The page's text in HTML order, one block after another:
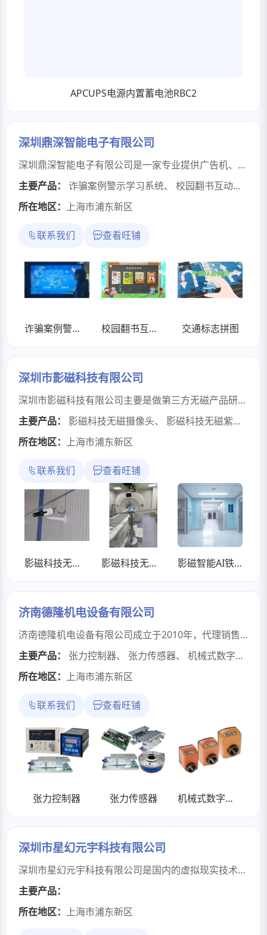
APCUPS电源内置蓄电池RBC2
深圳鼎深智能电子有限公司
深圳鼎深智能电子有限公司是一家专业提供广告机、触摸屏一体机、自助终端机、拼接屏、滑轨屏、多屏互动、多媒体中控、禁毒展厅、垃圾分类展厅等行业软件解决方案的企业。
主要产品：
诈骗案例警示学习系统、 校园翻书互动系统
所在地区： 上海市浦东新区
联系我们 查看旺铺
诈骗案例警示学习系统 校园翻书互动系统 交通标志拼图
深圳市影磁科技有限公司
深圳市影磁科技有限公司主要是做第三方无磁产品研发，以及制氧机、呼吸机、及智能软硬件定制技术方案型公司，同时为 医疗影像科室提供第三方配套产品，公司集软硬 件研发、生产、销售于一体综合性解决方案技术 型公司。公司坚持以客户需求为导向的发展理 念，以技术创新的意识，与客户长期合作，共同 发展。不断推出符合客户发展需要的新产品和解 决方案。为满足影像科室的第三方配套产品实际 使用需要，公司先后推出铁磁探测系统、磁共振消毒车、无磁监控系统、无磁治疗车、无磁急救车、无磁输液架、无磁灭火器、无磁轮椅、无磁床、无磁耳罩、无磁线圈柜等;医用显示器包括 2M、 3M、 4M、 5M、 6M、 8M、医用会诊大屏 86\98\110寸等；智能阅片中心、阅片桌等产品，实用的医疗配套产品和服务，广泛应用 于各级医疗机构。
主要产品：
影磁科技无磁摄像头、 影磁科技无磁紫外线消毒车
所在地区： 上海市浦东新区
联系我们 查看旺铺
影磁科技无磁摄像头 影磁科技无磁紫外线消毒车 影磁智能AI铁磁探测系统
济南德隆机电设备有限公司
济南德隆机电设备有限公司成立于2010年，代理销售德国SIKO（希控）编码器，增量式及绝对值式磁性位移传感器，磁栅尺，数字位置显示器，定位驱动器。台湾企宏（ch-sys）张力控制器，张力传感器。德国Halstrup-Walcher(哈斯瓦榭）公司差压变送器。产品及型号如下：德国SIKO公司主要产品：一．位置显示器：DA02，DA04，DA05/1，DA08，DA09S，DA10，DA10R/1，KP04，KP09，DE04，DE10，DE10P，AP05，AP10，AP10S，AP10T，AP20，AP20S，S50/1，S70/1，S80/1，SZ80/1，DK01，DK02，DK05二．编码器及拉线编码器：SG5,SG10,SG20,SG21,SG30,SG31,SG32,SG42,SG61,SG62,SG121,SG150,SGP/1,GP02,GP03/1,GP04/1,GP09,GP43,GP44,AH25S，AH3650M，AV58M，AV3650M，WH58MR，WH3600M，WH3600MR，WH5800M，WH5850，WV42HD，WV58MR，WV3600M，WV3600MO，WV3600MOR，WV3600MR，WV3650M，WV5800M，WV5850，IK360，IKM360R，IMS360三．磁栅测量系统：LE100/1，LEC100，LEC160，LEC200，MSK200/1，MSK500AS，MSK1000，MSK2000，MSK4000，MSK5000，MSA213C，MSA111C，MSA501，MSAC200，MSAC501，MSAC506，MB100/1，MB160，MB200/1，MB500/1，MB2000，MB4000，MBA111，MBA501，MBAC501，MBA213，MBR100，MBR200，MR200，MBR500，MR500，MRAC200，MRAC501，MRAC506，ASA110H，ASA510H，AS510/1，RTX500，MA503WL，MA504/1，MA508/1四．定位驱动器：AG02，AG03/1，AG04B，AG05，AG06，AG24，AG25，AG26台湾企宏公司张力控制器及张力传感器系列：TC-6068F，TC-608F，RSC-418，LTC-618X，DTC-686，DTC-612，DTC-611，WJ-AMP21，SK...，CHT...，CHQ...，CHO...德国Halstrup-Walcher（哈斯-瓦榭）差压传感器系列：EMA84，EMA200，KAL84，KAL100/200，PS17，PS27，PU/PI/PIZ，AD/BA1000，P26，P29，P34
主要产品：
张力控制器、 张力传感器、 机械式数字位置显示器DA系列
所在地区： 上海市浦东新区
联系我们 查看旺铺
张力控制器 张力传感器 机械式数字位置显示器DA系列
深圳市星幻元宇科技有限公司
深圳市星幻元宇科技有限公司是国内的虚拟现实技术综合服务商，致力为客户提供一站式 VR 科普教育解决方案及定制服务。公司在三维建模、虚拟交互、人工智能、中控集群及全景漫游技术等方面拥有丰富项目实施经验，自主研发过千款满足各行业需求的 VR 科普产品，主题涵盖交通、消防、校园、法治、环保等众多领域，通过深度还原的情景模拟、专业严谨的知识内容及丰富多样的互动装置，实现VR浪潮下的互动式学习新模式。
主要产品：
所在地区： 上海市浦东新区